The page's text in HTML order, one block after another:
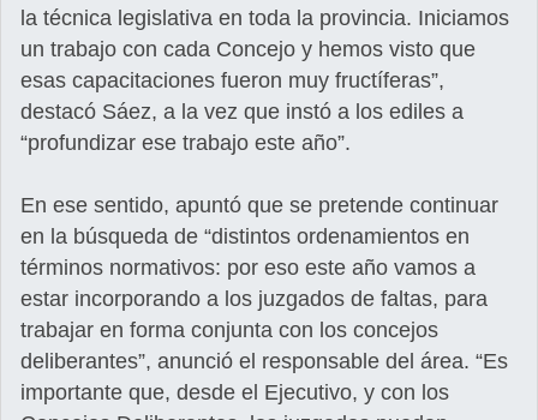
la técnica legislativa en toda la provincia. Iniciamos
un trabajo con cada Concejo y hemos visto que
esas capacitaciones fueron muy fructíferas”,
destacó Sáez, a la vez que instó a los ediles a
“profundizar ese trabajo este año”.
En ese sentido, apuntó que se pretende continuar
en la búsqueda de “distintos ordenamientos en
términos normativos: por eso este año vamos a
estar incorporando a los juzgados de faltas, para
trabajar en forma conjunta con los concejos
deliberantes”, anunció el responsable del área. “Es
importante que, desde el Ejecutivo, y con los